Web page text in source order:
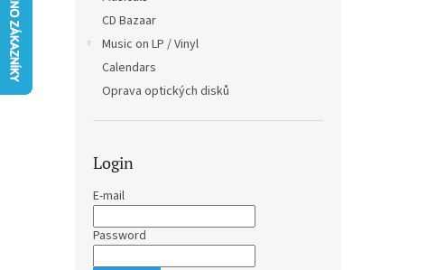
CD Bazaar
Music on LP / Vinyl
Calendars
Oprava optických disků
Login
E-mail
Password